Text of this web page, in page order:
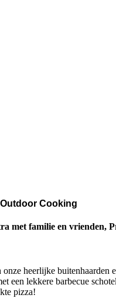
Cooking
met familie en vrienden,
onze heerlijke buitenhaarden
een lekkere barbecue
pizza!